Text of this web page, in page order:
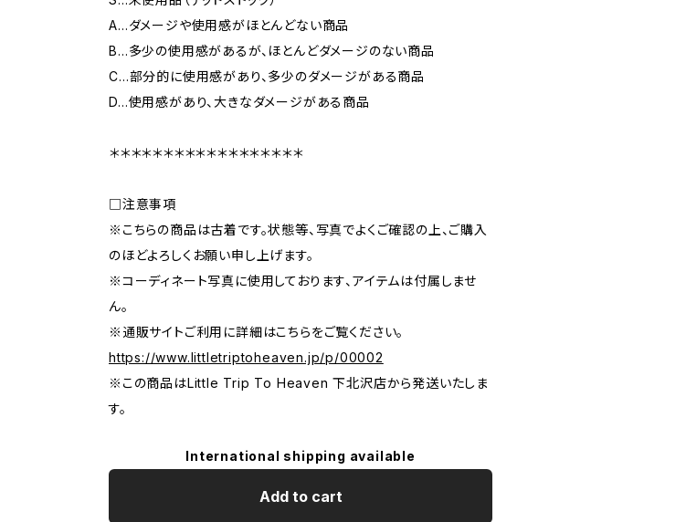
A…ダメージや使用感がほとんどない商品
B…多少の使用感があるが、ほとんどダメージのない商品
C…部分的に使用感があり、多少のダメージがある商品
D…使用感があり、大きなダメージがある商品
＊＊＊＊＊＊＊＊＊＊＊＊＊＊＊＊＊＊
□注意事項
※こちらの商品は古着です。状態等、写真でよくご確認の上、ご購入
のほどよろしくお願い申し上げます。
※コーディネート写真に使用しております、アイテムは付属しませ
ん。
※通販サイトご利用に詳細はこちらをご覧ください。
https://www.littletriptoheaven.jp/p/00002
※この商品はLittle Trip To Heaven 下北沢店から発送いたしま
す。
International shipping available
Add to cart